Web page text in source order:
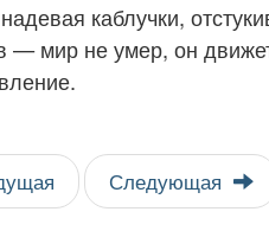
каблучки,
— мир не умер, он
Следующая